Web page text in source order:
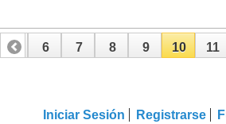
5 6 7 8 9 10 11
Iniciar Sesión Registrarse